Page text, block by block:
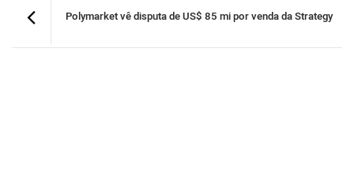
Polymarket vê disputa de US$ 85 mi por venda da Strategy